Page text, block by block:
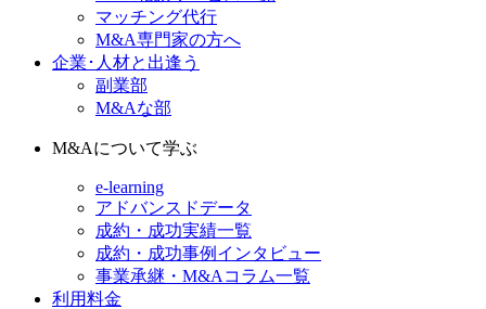
マッチング代行
M&A専門家の方へ
企業･人材と出逢う
副業部
M&Aな部
M&Aについて学ぶ
e-learning
アドバンスドデータ
成約・成功実績一覧
成約・成功事例インタビュー
事業承継・M&Aコラム一覧
利用料金